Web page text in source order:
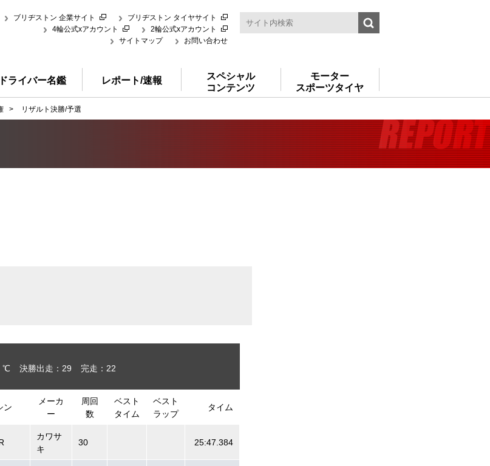
ブリヂストン 企業サイト
ブリヂストン タイヤサイト
4輪公式xアカウント
2輪公式xアカウント
サイトマップ
お問い合わせ
ドライバー名鑑 レポート/速報
スペシャル
コンテンツ
モーター
スポーツタイヤ
> リザルト決勝/予選
℃ 決勝出走：29
完走：22
ン
メーカ
ー
周回
数
ベスト
タイム
ベスト
ラップ
タイム
カワサ
キ
30 25:47.384